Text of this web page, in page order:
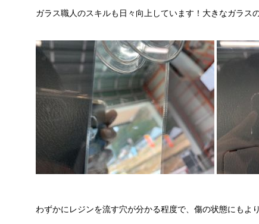
ガラス職人のスキルも日々向上しています！大きなガラス
わずかにレジンを流す穴が分かる程度で、傷の状態にもよ